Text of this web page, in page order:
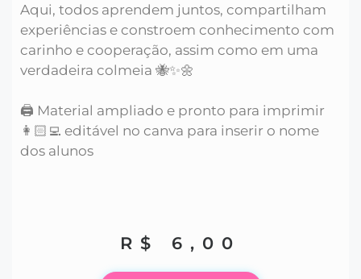
Aqui, todos aprendem juntos, compartilham
experiências e constroem conhecimento com
carinho e cooperação, assim como em uma
verdadeira colmeia 🐝✨🌼
🖨️ Material ampliado e pronto para imprimir
👩🏻‍💻 editável no canva para inserir o nome
dos alunos
R$ 6,00